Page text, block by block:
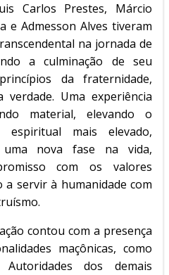
Carlos Prestes, Márcio
e Admesson Alves tiveram
na jornada de
a culminação de seu
da fraternidade,
Uma experiência
material, elevando o
mais elevado,
nova fase na vida,
com os valores
a servir à humanidade com
contou com a presença
maçônicas, como
dos demais